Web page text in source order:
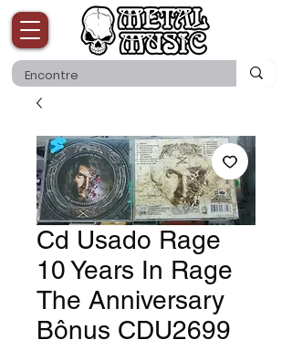
Cd Usado Rage
10 Years In Rage
The Anniversary
Bônus CDU2699